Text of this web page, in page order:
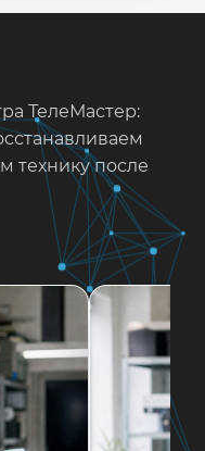
ТелеМастер:
технику после